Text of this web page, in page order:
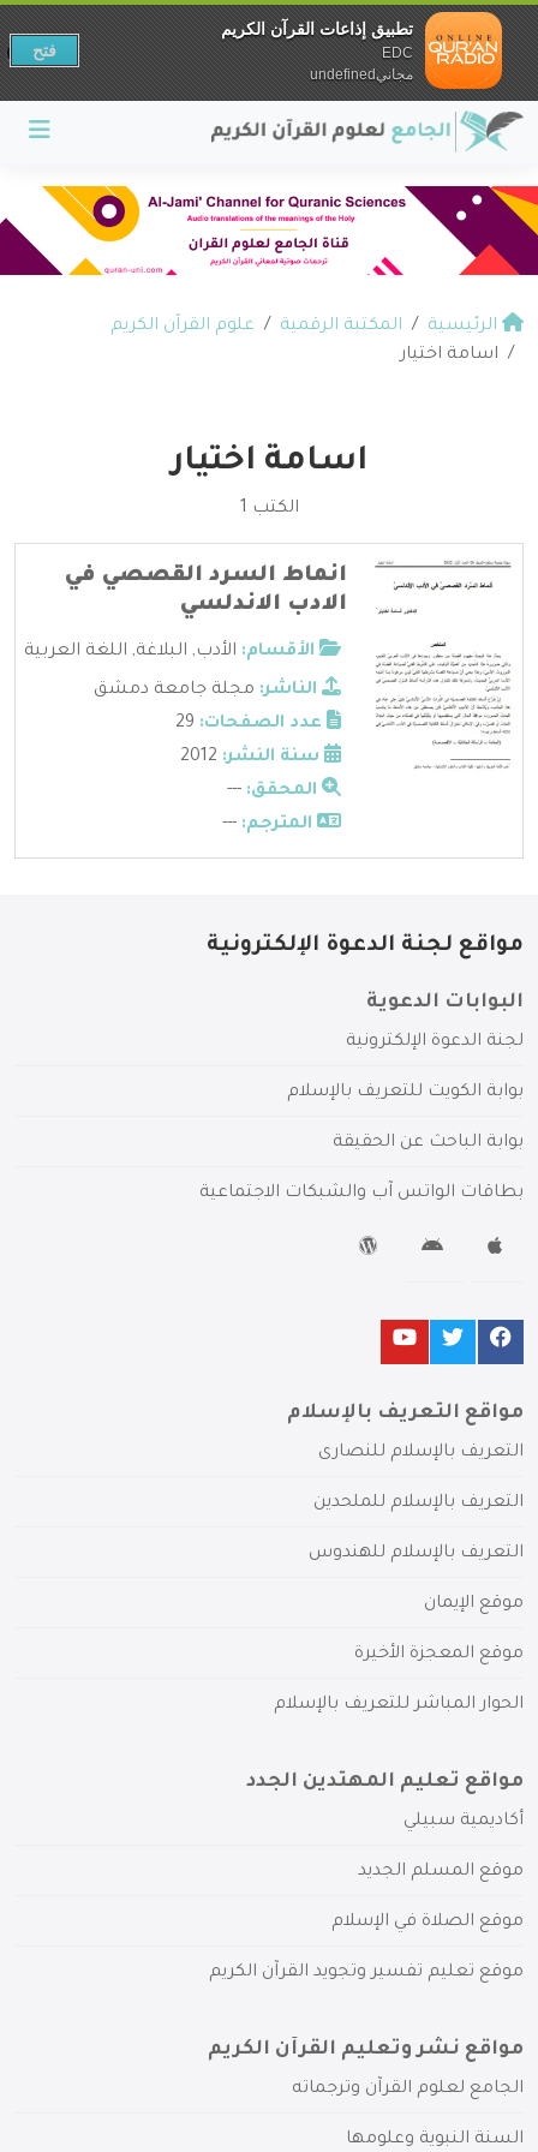
الرئيسية المكتبة الرقمية
علوم القرآن الكريم
اسامة اختيار
اسامة اختيار
الكتب 1
انماط السرد القصصي في
الادب الاندلسي
الأقسام: الأدب, البلاغة, اللغة العربية
الناشر: مجلة جامعة دمشق
عدد الصفحات:
سنة النشر:
المحقق: ---
المترجم: ---
مواقع لجنة الدعوة الإلكترونية
البوابات الدعوية
لجنة الدعوة الإلكترونية
بوابة الكويت للتعريف بالإسلام
بوابة الباحث عن الحقيقة
بطاقات الواتس آب والشبكات الاجتماعية
مواقع التعريف بالإسلام
التعريف بالإسلام للنصارى
التعريف بالإسلام للملحدين
التعريف بالإسلام للهندوس
موقع الإيمان
موقع المعجزة الأخيرة
الحوار المباشر للتعريف بالإسلام
مواقع تعليم المهتدين الجدد
أكاديمية سبيلي
موقع المسلم الجديد
موقع الصلاة في الإسلام
موقع تعليم تفسير وتجويد القرآن الكريم
مواقع نشر وتعليم القرآن الكريم
الجامع لعلوم القرآن وترجماته
السنة النبوية وعلومها
تطبيق إذاعات القرآن الكريم
EDC
مجانيundefined
فتح